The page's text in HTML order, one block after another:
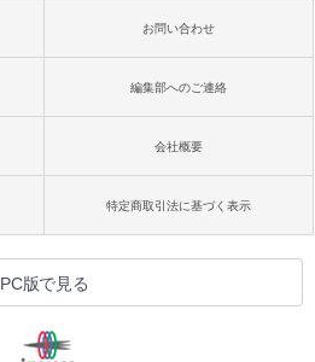
お問い合わせ
編集部へのご連絡
会社概要
特定商取引法に基づく表示
PC版で見る